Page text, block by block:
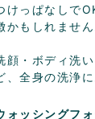
けっぱなしで
かもしれません
顔・ボディ洗
、全身の洗浄
ォッシングフ